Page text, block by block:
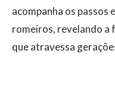
acompanha os passos
romeiros, revelando a
que atravessa